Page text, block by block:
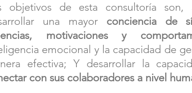
objetivos de esta consultoría
una mayor conciencia de
motivaciones y
emocional y la capacidad de
efectiva; Y desarrollar la
con sus colaboradores a nivel